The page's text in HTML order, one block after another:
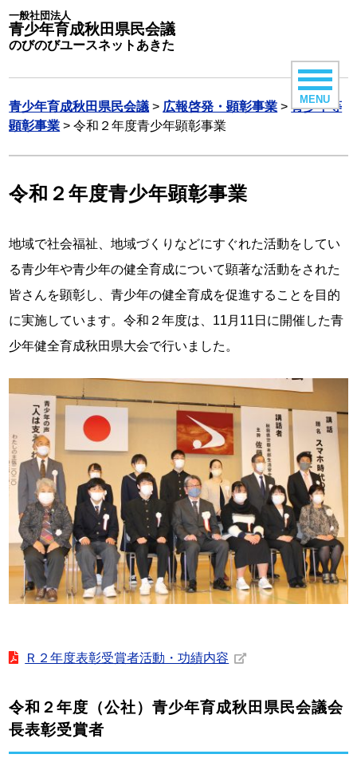
一般社団法人
青少年育成秋田県民会議
のびのびユースネットあきた
MENU
青少年育成秋田県民会議 > 広報啓発・顕彰事業 >青少年等
顕彰事業 >令和２年度青少年顕彰事業
令和２年度青少年顕彰事業
地域で社会福祉、地域づくりなどにすぐれた活動をしてい
る青少年や青少年の健全育成について顕著な活動をされた
皆さんを顕彰し、青少年の健全育成を促進することを目的
に実施しています。令和２年度は、11月11日に開催した青
少年健全育成秋田県大会で行いました。
Ｒ２年度表彰受賞者活動・功績内容
令和２年度（公社）青少年育成秋田県民会議会
長表彰受賞者